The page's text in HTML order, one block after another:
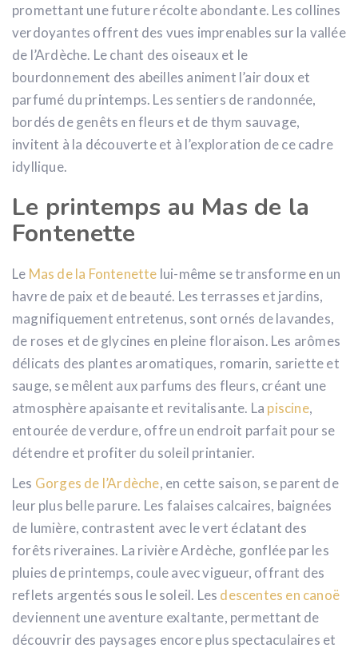
promettant une future récolte abondante. Les collines
verdoyantes offrent des vues imprenables sur la vallée
de l’Ardèche. Le chant des oiseaux et le
bourdonnement des abeilles animent l’air doux et
parfumé du printemps. Les sentiers de randonnée,
bordés de genêts en fleurs et de thym sauvage,
invitent à la découverte et à l’exploration de ce cadre
idyllique.
Le printemps au Mas de la
Fontenette
Le Mas de la Fontenette lui-même se transforme en un
havre de paix et de beauté. Les terrasses et jardins,
magnifiquement entretenus, sont ornés de lavandes,
de roses et de glycines en pleine floraison. Les arômes
délicats des plantes aromatiques, romarin, sariette et
sauge, se mêlent aux parfums des fleurs, créant une
atmosphère apaisante et revitalisante. La piscine,
entourée de verdure, offre un endroit parfait pour se
détendre et profiter du soleil printanier.
Les Gorges de l’Ardèche, en cette saison, se parent de
leur plus belle parure. Les falaises calcaires, baignées
de lumière, contrastent avec le vert éclatant des
forêts riveraines. La rivière Ardèche, gonflée par les
pluies de printemps, coule avec vigueur, offrant des
reflets argentés sous le soleil. Les descentes en canoë
deviennent une aventure exaltante, permettant de
découvrir des paysages encore plus spectaculaires et